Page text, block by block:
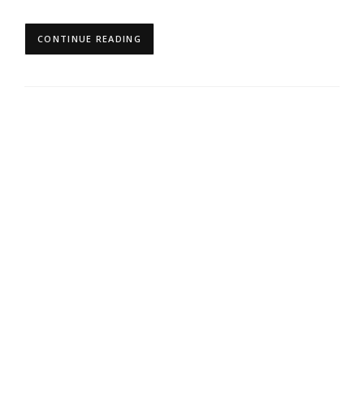
CONTINUE READING